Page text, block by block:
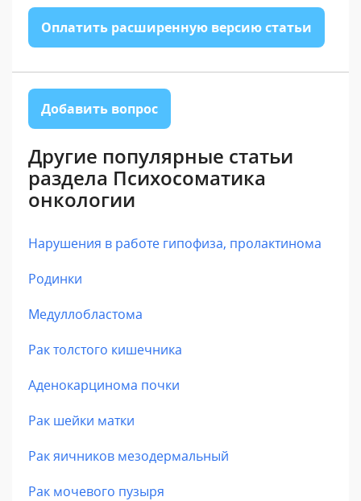
Оплатить расширенную версию статьи
Добавить вопрос
Другие популярные статьи
раздела Психосоматика
онкологии
Нарушения в работе гипофиза, пролактинома
Родинки
Медуллобластома
Рак толстого кишечника
Аденокарцинома почки
Рак шейки матки
Рак яичников мезодермальный
Рак мочевого пузыря